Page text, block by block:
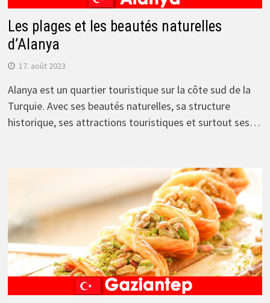
Les plages et les beautés naturelles
d’Alanya
17. août 2023
Alanya est un quartier touristique sur la côte sud de la
Turquie. Avec ses beautés naturelles, sa structure
historique, ses attractions touristiques et surtout ses…